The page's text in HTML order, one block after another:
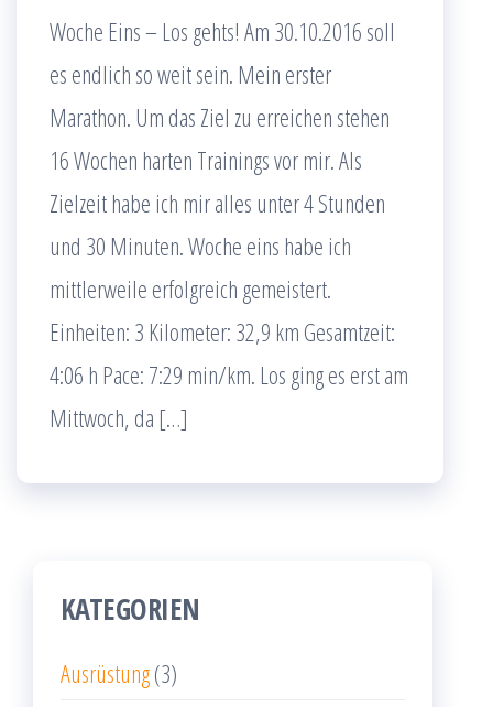
Woche Eins – Los gehts! Am 30.10.2016 soll
es endlich so weit sein. Mein erster
Marathon. Um das Ziel zu erreichen stehen
16 Wochen harten Trainings vor mir. Als
Zielzeit habe ich mir alles unter 4 Stunden
und 30 Minuten. Woche eins habe ich
mittlerweile erfolgreich gemeistert.
Einheiten: 3 Kilometer: 32,9 km Gesamtzeit:
4:06 h Pace: 7:29 min/km. Los ging es erst am
Mittwoch, da […]
KATEGORIEN
Ausrüstung(3)